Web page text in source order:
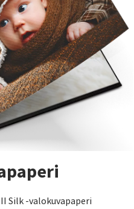
Silk -valokuvapaperi